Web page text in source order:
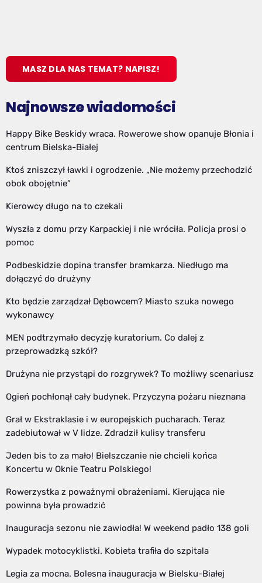
MASZ DLA NAS TEMAT? NAPISZ!
Najnowsze wiadomości
Happy Bike Beskidy wraca. Rowerowe show opanuje Błonia i
centrum Bielska-Białej
Ktoś zniszczył ławki i ogrodzenie. „Nie możemy przechodzić
obok obojętnie”
Kierowcy długo na to czekali
Wyszła z domu przy Karpackiej i nie wróciła. Policja prosi o
pomoc
Podbeskidzie dopina transfer bramkarza. Niedługo ma
dołączyć do drużyny
Kto będzie zarządzał Dębowcem? Miasto szuka nowego
wykonawcy
MEN podtrzymało decyzję kuratorium. Co dalej z
przeprowadzką szkół?
Drużyna nie przystąpi do rozgrywek? To możliwy scenariusz
Ogień pochłonął cały budynek. Przyczyna pożaru nieznana
Grał w Ekstraklasie i w europejskich pucharach. Teraz
zadebiutował w V lidze. Zdradził kulisy transferu
Jeden bis to za mało! Bielszczanie nie chcieli końca
Koncertu w Oknie Teatru Polskiego!
Rowerzystka z poważnymi obrażeniami. Kierująca nie
powinna była prowadzić
Inauguracja sezonu nie zawiodła! W weekend padło 138 goli
Wypadek motocyklistki. Kobieta trafiła do szpitala
Legia za mocna. Bolesna inauguracja w Bielsku-Białej